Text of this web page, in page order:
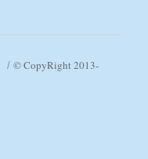
© CopyRight 2013-